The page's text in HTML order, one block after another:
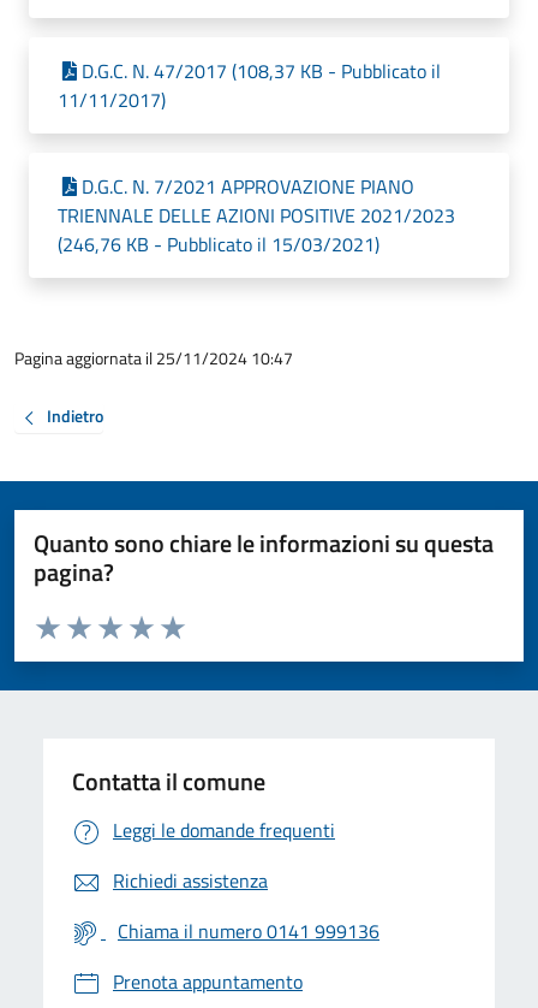
D.G.C. N. 47/2017 (108,37 KB - Pubblicato il
11/11/2017)
D.G.C. N. 7/2021 APPROVAZIONE PIANO
TRIENNALE DELLE AZIONI POSITIVE 2021/2023
(246,76 KB - Pubblicato il 15/03/2021)
Pagina aggiornata il 25/11/2024 10:47
Indietro
Quanto sono chiare le informazioni su questa
pagina?
Valuta da 1 a 5 stelle la pagina
Valuta 5 stelle su 5
Valuta 4 stelle su 5
Valuta 3 stelle su 5
Valuta 2 stelle su 5
Valuta 1 stelle su 5
Contatta il comune
Leggi le domande frequenti
Richiedi assistenza
Chiama il numero 0141 999136
Prenota appuntamento